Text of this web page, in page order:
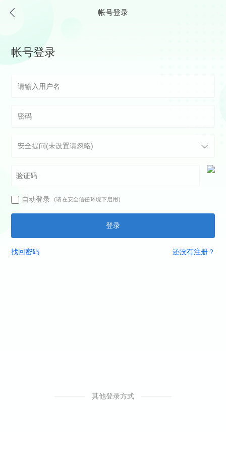
帐号登录
帐号登录
自动登录 (请在安全信任环境下启用)
登录
找回密码 还没有注册？
其他登录方式